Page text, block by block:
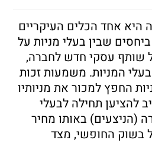
היא אחד הכלים העיקריים
שבין בעלי מניות על
שותף עסקי חדש לחברה,
המניות. משמעות זכות
החפץ למכור את מניותיו
להציען תחילה לבעלי
(הניצעים) באותו מחיר
בשוק החופשי, מצד